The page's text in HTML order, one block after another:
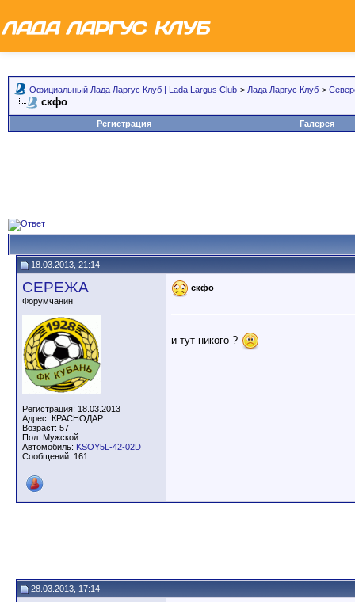
Официальный Лада Ларгус Клуб | Lada Largus Club > Лада Ларгус Клуб >
скфо
Регистрация Галерея
18.03.2013, 21:14
СЕРЕЖА
Форумчанин
Регистрация: 18.03.2013
Адрес: КРАСНОДАР
Возраст: 57
Пол: Мужской
Автомобиль: KSOY5L-42-02D
Сообщений: 161
скфо
и тут никого ?
28.03.2013, 17:14